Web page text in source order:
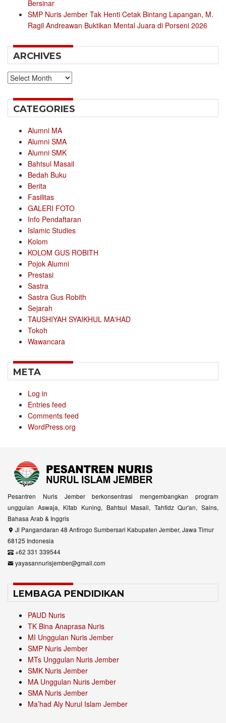
Bersinar
SMP Nuris Jember Tak Henti Cetak Bintang Lapangan, M.
Ragil Andreawan Buktikan Mental Juara di Porseni 2026
ARCHIVES
Archives
CATEGORIES
Alumni MA
Alumni SMA
Alumni SMK
Bahtsul Masail
Bedah Buku
Berita
Fasilitas
GALERI FOTO
Info Pendaftaran
Islamic Studies
Kolom
KOLOM GUS ROBITH
Pojok Alumni
Prestasi
Sastra
Sastra Gus Robith
Sejarah
TAUSHIYAH SYAIKHUL MA'HAD
Tokoh
Wawancara
META
Log in
Entries feed
Comments feed
WordPress.org
Pesantren Nuris Jember berkonsentrasi mengembangkan program
unggulan Aswaja, Kitab Kuning, Bahtsul Masail, Tahfidz Qur'an, Sains,
Bahasa Arab & Inggris
Jl Pangandaran 48 Antirogo Sumbersari Kabupaten Jember, Jawa Timur
68125 Indonesia
+62 331 339544
yayasannurisjember@gmail.com
LEMBAGA PENDIDIKAN
PAUD Nuris
TK Bina Anaprasa Nuris
MI Unggulan Nuris Jember
SMP Nuris Jember
MTs Unggulan Nuris Jember
SMK Nuris Jember
MA Unggulan Nuris Jember
SMA Nuris Jember
Ma’had Aly Nurul Islam Jember